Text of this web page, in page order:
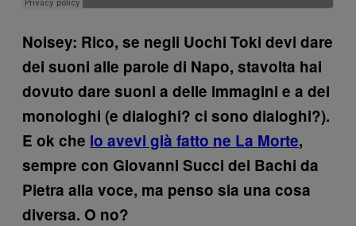
Noisey: Rico, se negli Uochi Toki devi dare
dei suoni alle parole di Napo, stavolta hai
dovuto dare suoni a delle immagini e a dei
monologhi (e dialoghi? ci sono dialoghi?).
E ok che lo avevi già fatto ne La Morte,
sempre con Giovanni Succi dei Bachi da
Pietra alla voce, ma penso sia una cosa
diversa. O no?